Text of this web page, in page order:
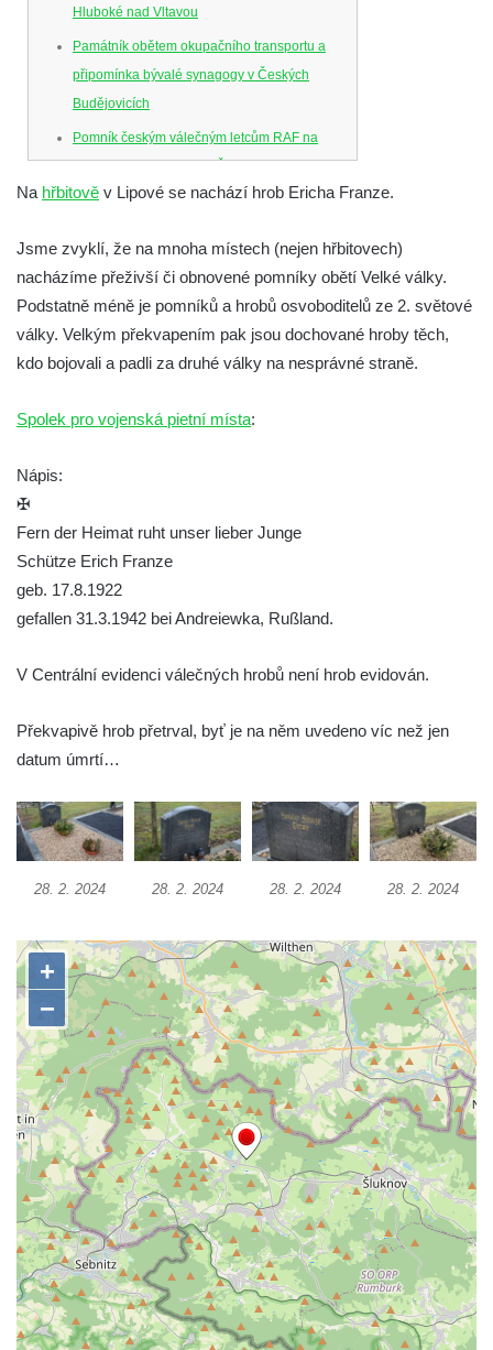
Hluboké nad Vltavou
Památník obětem okupačního transportu a
připomínka bývalé synagogy v Českých
Budějovicích
Pomník českým válečným letcům RAF na
Senovážném náměstí v Českých
Budějovicích
Budějovické ulici na domě čp. 19 v
Kamenném Újezdu
Kenotaf Šimona Valhy na starém hřbitově v
Kamenném Újezdě
hřbitově v Kamenném Újezdě
Velešíně
Kenotaf Josefa Jílka na hřbitově ve
Velešíně
Hrob Ludvíka Tůmy na hřbitově ve Velešíně
Pomník obětem 2. světové války na hřbitově
u kostela svatého Václava ve Velešíně
Pamětní deska 240 MILES TO FREEDOM u
pomníku obětem válek na náměstí J. V.
Kamarýta ve Velešíně
Pomník obětem 1. a 2. světové války na
Pomník obětem 1. a 2. světové války v
Římově
Hrob Petera Korgera a Petra Štindla na
hřbitově v Římově
Pomník obětem 1. světové války v Dolním
Předoníně
Pomník obětem 2. světové války v Plavu
Pamětní deska obětem 1. světové války v
Plavu
Kenotaf Pepiho Meisela na hřbitově v
Dolním Podluží
Kenotaf Leopolda Malata na hřbitově v
Dolním Podluží
Na hřbitově v Lipové se nachází hrob Ericha Franze.
Jsme zvyklí, že na mnoha místech (nejen hřbitovech)
nacházíme přeživší či obnovené pomníky obětí Velké války.
Podstatně méně je pomníků a hrobů osvoboditelů ze 2. světové
války. Velkým překvapením pak jsou dochované hroby těch,
kdo bojovali a padli za druhé války na nesprávné straně.
Spolek pro vojenská pietní místa:
Nápis:
✠
Fern der Heimat ruht unser lieber Junge
Schütze Erich Franze
geb. 17.8.1922
gefallen 31.3.1942 bei Andreiewka, Rußland.
V Centrální evidenci válečných hrobů není hrob evidován.
Překvapivě hrob přetrval, byť je na něm uvedeno víc než jen
datum úmrtí…
28. 2. 2024 28. 2. 2024 28. 2. 2024 28. 2. 2024